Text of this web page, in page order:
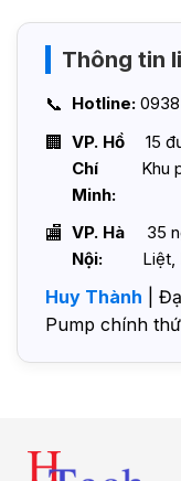
Thông tin
Hotline: 0938
VP. Hồ
Chí
Minh:
15
Khu
VP. Hà
Nội:
35
Liệt,
Huy Thành |
Pump chính